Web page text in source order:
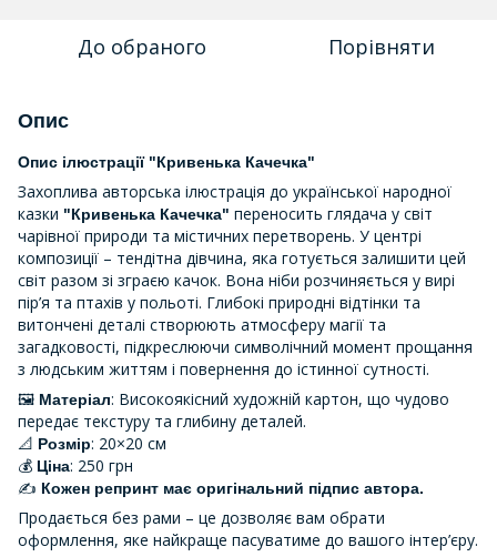
До обраного Порівняти
Опис
Опис ілюстрації "Кривенька Качечка"
Захоплива авторська ілюстрація до української народної
казки "Кривенька Качечка" переносить глядача у світ
чарівної природи та містичних перетворень. У центрі
композиції – тендітна дівчина, яка готується залишити цей
світ разом зі зграєю качок. Вона ніби розчиняється у вирі
пір’я та птахів у польоті. Глибокі природні відтінки та
витончені деталі створюють атмосферу магії та
загадковості, підкреслюючи символічний момент прощання
з людським життям і повернення до істинної сутності.
🖼 Матеріал: Високоякісний художній картон, що чудово
передає текстуру та глибину деталей.
📐 Розмір: 20×20 см
💰 Ціна: 250 грн
✍ Кожен репринт має оригінальний підпис автора.
Продається без рами – це дозволяє вам обрати
оформлення, яке найкраще пасуватиме до вашого інтер’єру.